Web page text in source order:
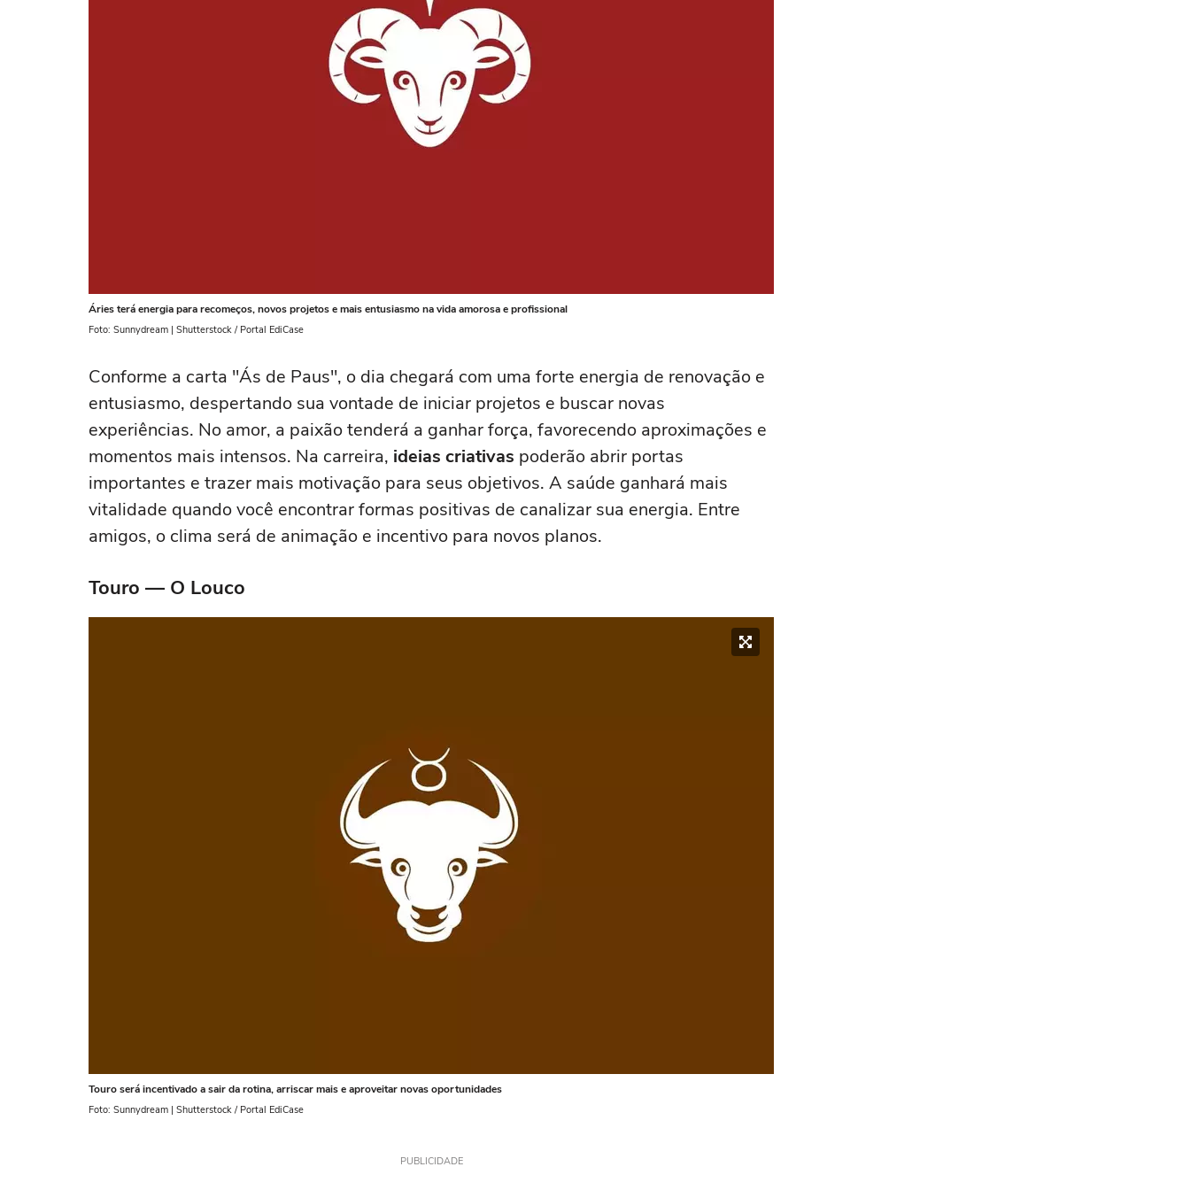
Áries terá energia para recomeços, novos projetos e mais entusiasmo na vida amorosa e profissional
Foto: Sunnydream | Shutterstock / Portal EdiCase
Conforme a carta "Ás de Paus", o dia chegará com uma forte energia de renovação e
entusiasmo, despertando sua vontade de iniciar projetos e buscar novas
experiências. No amor, a paixão tenderá a ganhar força, favorecendo aproximações e
momentos mais intensos. Na carreira, ideias criativas poderão abrir portas
importantes e trazer mais motivação para seus objetivos. A saúde ganhará mais
vitalidade quando você encontrar formas positivas de canalizar sua energia. Entre
amigos, o clima será de animação e incentivo para novos planos.
Touro — O Louco
Touro será incentivado a sair da rotina, arriscar mais e aproveitar novas oportunidades
Foto: Sunnydream | Shutterstock / Portal EdiCase
PUBLICIDADE